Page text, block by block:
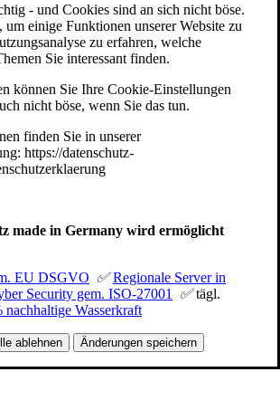
- und Cookies sind an sich nicht böse.
einige Funktionen unserer Website zu
zu erfahren, welche
Sie interessant finden.
können Sie Ihre Cookie-Einstellungen
nicht böse, wenn Sie das tun.
finden Sie in unserer
https://datenschutz-
made in Germany wird ermöglicht
EU DSGVO ✅ Regionale Server in
Security gem. ISO-27001 ✅ tägl.
nachhaltige Wasserkraft
ablehnen Änderungen speichern